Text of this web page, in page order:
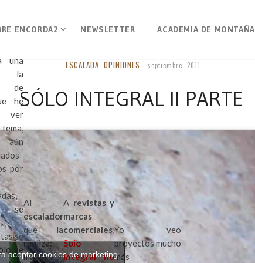
ENCORDA2 NEWSLETTER ACADEMIA DE MONTAÑA
ESCALADA OPINIONES septiembre, 2011
SÓLO INTEGRAL II PARTE
de
una
la
de
he
ver
por
se
se
se
Al
escalador
que la
realiza:
máximo
A revistas y
marcas
comerciales,
Solo
integral no
Yo veo
proyectos mucho
más
aceptar cookies de marketing